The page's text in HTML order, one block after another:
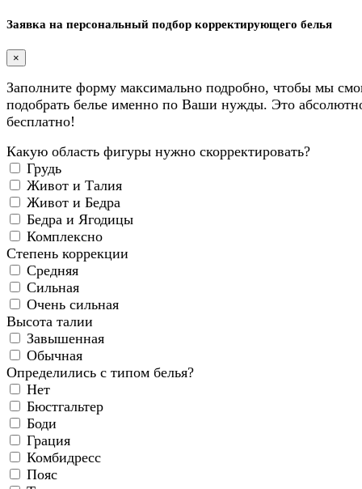
Заявка на персональный подбор корректирующего белья
×
Заполните форму максимально подробно, чтобы мы
подобрать белье именно по Ваши нужды. Это
бесплатно!
Какую область фигуры нужно скорректировать?
Грудь
Живот и Талия
Живот и Бедра
Бедра и Ягодицы
Комплексно
Степень коррекции
Средняя
Сильная
Очень сильная
Высота талии
Завышенная
Обычная
Определились с типом белья?
Нет
Бюстгальтер
Боди
Грация
Комбидресс
Пояс